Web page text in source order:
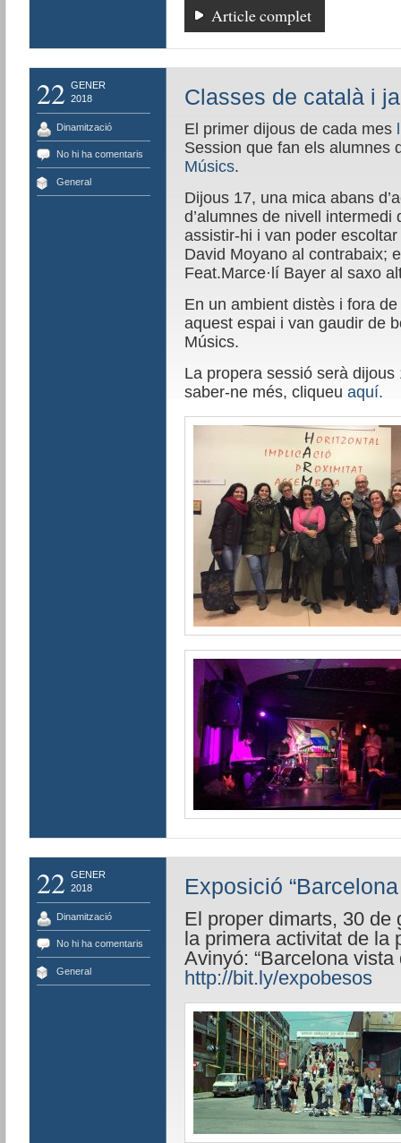
Article complet
22 GENER
2018
Dinamització
No hi ha comentaris
General
Classes de català i
El primer dijous de cada mes
Session que fan els alumnes
Músics.
Dijous 17, una mica abans
d’alumnes de nivell
assistir-hi i van poder
David Moyano al contrabaix;
Feat.Marce·lí Bayer al saxo
En un ambient distès i fora
aquest espai i van gaudir de
Músics.
La propera sessió serà
saber-ne més, cliqueu aquí.
22 GENER
2018
Dinamització
No hi ha comentaris
General
Exposició
El proper dimarts, 30 de
la primera activitat de la
Avinyó: “Barcelona vista
http://bit.ly/expobesos